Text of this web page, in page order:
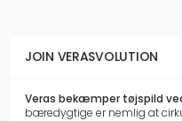
JOIN VERASVOLUTION
Veras bekæmper tøjspild
bæredygtige er nemlig at